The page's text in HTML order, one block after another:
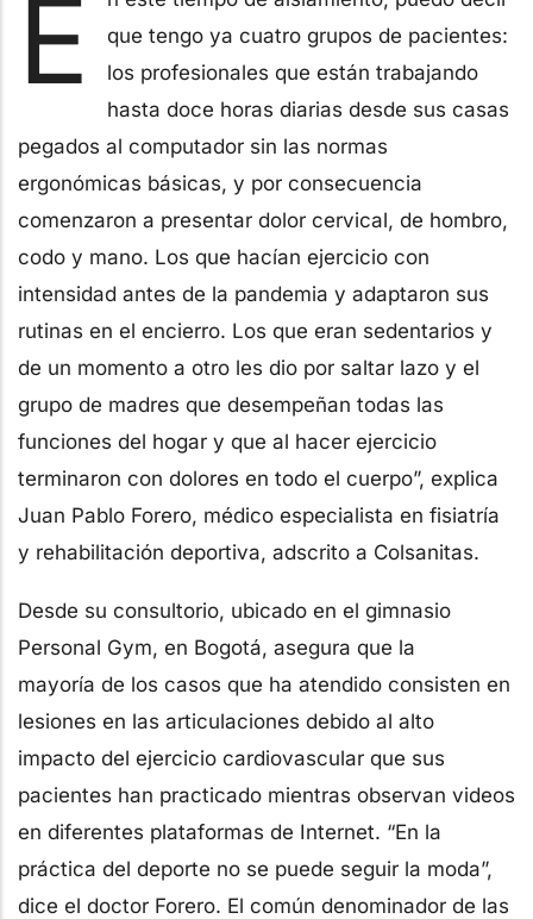
E
que tengo ya cuatro grupos de pacientes:
los profesionales que están trabajando
hasta doce horas diarias desde sus casas
pegados al computador sin las normas
ergonómicas básicas, y por consecuencia
comenzaron a presentar dolor cervical, de hombro,
codo y mano. Los que hacían ejercicio con
intensidad antes de la pandemia y adaptaron sus
rutinas en el encierro. Los que eran sedentarios y
de un momento a otro les dio por saltar lazo y el
grupo de madres que desempeñan todas las
funciones del hogar y que al hacer ejercicio
terminaron con dolores en todo el cuerpo”, explica
Juan Pablo Forero, médico especialista en fisiatría
y rehabilitación deportiva, adscrito a Colsanitas.
Desde su consultorio, ubicado en el gimnasio
Personal Gym, en Bogotá, asegura que la
mayoría de los casos que ha atendido consisten en
lesiones en las articulaciones debido al alto
impacto del ejercicio cardiovascular que sus
pacientes han practicado mientras observan videos
en diferentes plataformas de Internet. “En la
práctica del deporte no se puede seguir la moda”,
dice el doctor Forero. El común denominador de las